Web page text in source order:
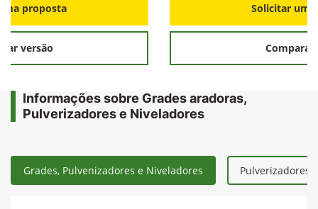
proposta
versão
Solicitar
Comparar
Informações sobre Grades aradoras,
Pulverizadores e Niveladores
Grades, Pulvenizadores e Niveladores Pulverizadores